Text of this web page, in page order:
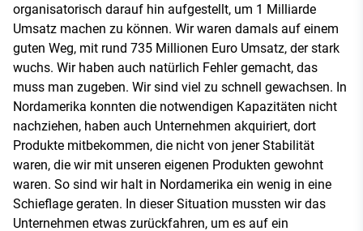
organisatorisch darauf hin aufgestellt, um 1 Milliarde
Umsatz machen zu können. Wir waren damals auf einem
guten Weg, mit rund 735 Millionen Euro Umsatz, der stark
wuchs. Wir haben auch natürlich Fehler gemacht, das
muss man zugeben. Wir sind viel zu schnell gewachsen. In
Nordamerika konnten die notwendigen Kapazitäten nicht
nachziehen, haben auch Unternehmen akquiriert, dort
Produkte mitbekommen, die nicht von jener Stabilität
waren, die wir mit unseren eigenen Produkten gewohnt
waren. So sind wir halt in Nordamerika ein wenig in eine
Schieflage geraten. In dieser Situation mussten wir das
Unternehmen etwas zurückfahren, um es auf ein